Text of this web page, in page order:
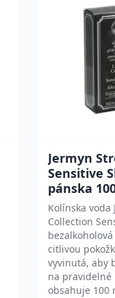
Jermyn
Sensitive
pánska
Kolínska voda
Collection
citlivou
vyvinutá, aby
na pravidelné
obsahuje 100